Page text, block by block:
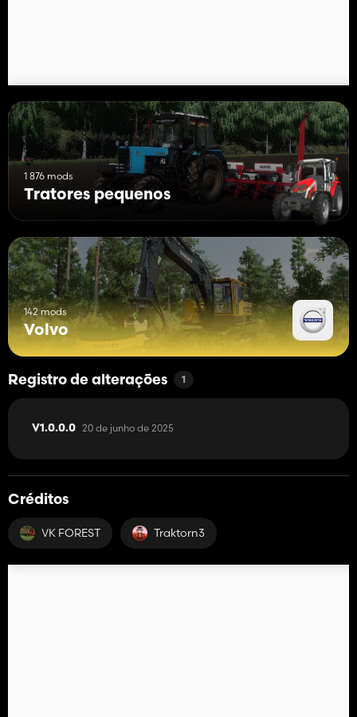
1 876 mods
Tratores pequenos
142 mods
Volvo
Registro de alterações 1
V1.0.0.0 20 de junho de 2025
Créditos
VK FOREST Traktorn3